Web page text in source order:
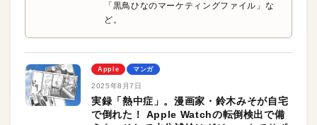
「黒鳥ひなのマーケティングファイル」な
ど。
Apple マンガ
2025年8月7日
実録「熱中症」。漫画家・鈴木みそが自宅
で倒れた！ Apple Watchの転倒検出で備